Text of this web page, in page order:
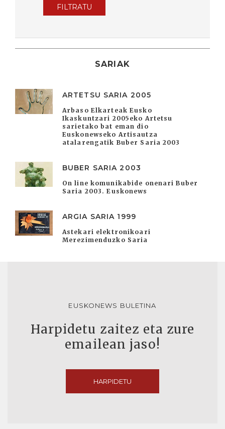
FILTRATU
SARIAK
ARTETSU SARIA 2005
Arbaso Elkarteak Eusko
Ikaskuntzari 2005eko Artetsu
sarietako bat eman dio
Euskonewseko Artisautza
atalarengatik Buber Saria 2003
BUBER SARIA 2003
On line komunikabide onenari Buber
Saria 2003. Euskonews
ARGIA SARIA 1999
Astekari elektronikoari
Merezimenduzko Saria
EUSKONEWS BULETINA
Harpidetu zaitez eta zure
emailean jaso!
HARPIDETU